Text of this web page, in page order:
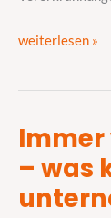
weiterlesen »
– was
Immer
wieder
–